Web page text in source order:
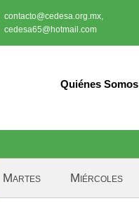
contacto@cedesa.org.mx,
cedesa65@hotmail.com
Quiénes Somos
Martes Miércoles